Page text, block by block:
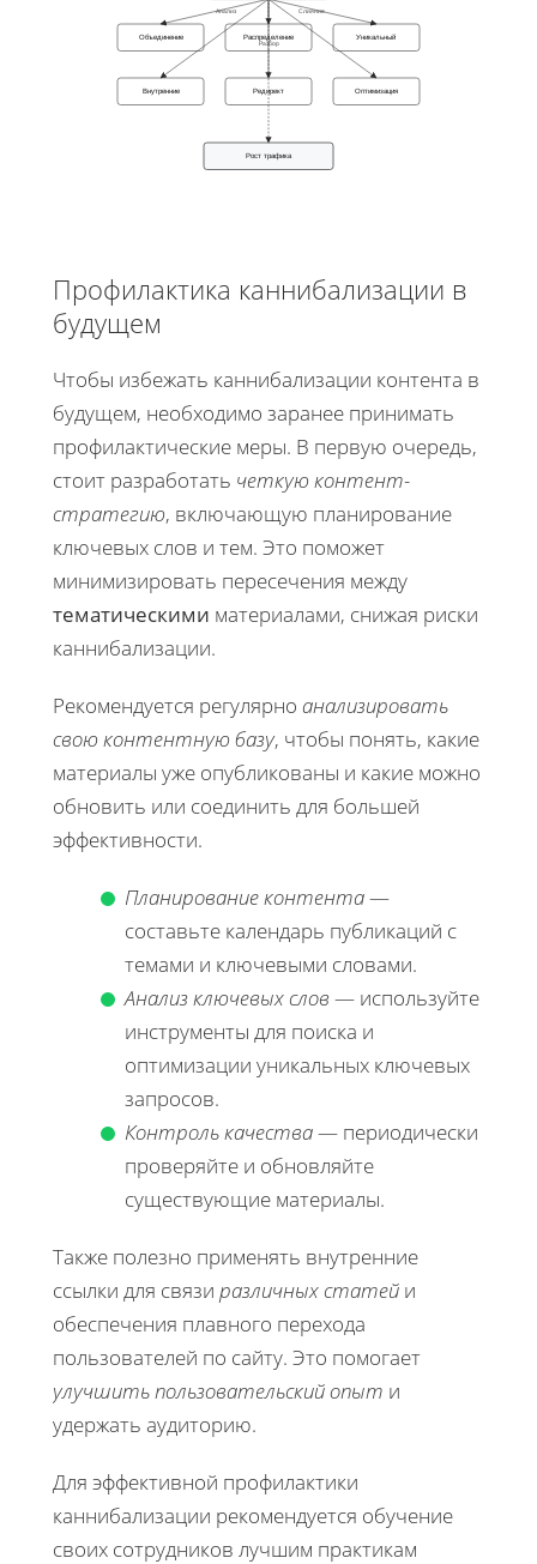
Объединение Распределение Уникальный
Внутренние Редирект Оптимизация
Рост трафика
Анализ Слияние
Разбор
Профилактика каннибализации в
будущем
Чтобы избежать каннибализации контента в
будущем, необходимо заранее принимать
профилактические меры. В первую очередь,
стоит разработать четкую контент-
стратегию, включающую планирование
ключевых слов и тем. Это поможет
минимизировать пересечения между
тематическими материалами, снижая риски
каннибализации.
Рекомендуется регулярно анализировать
свою контентную базу, чтобы понять, какие
материалы уже опубликованы и какие можно
обновить или соединить для большей
эффективности.
Планирование контента—
составьте календарь публикаций с
темами и ключевыми словами.
Анализ ключевых слов — используйте
инструменты для поиска и
оптимизации уникальных ключевых
запросов.
Контроль качества— периодически
проверяйте и обновляйте
существующие материалы.
Также полезно применять внутренние
ссылки для связи различных статей и
обеспечения плавного перехода
пользователей по сайту. Это помогает
улучшить пользовательский опыт и
удержать аудиторию.
Для эффективной профилактики
каннибализации рекомендуется обучение
своих сотрудников лучшим практикам